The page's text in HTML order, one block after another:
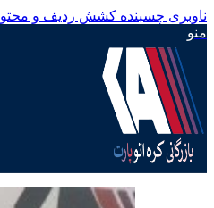
ناوبری چسبنده کشش ردیف و محتوا
منو